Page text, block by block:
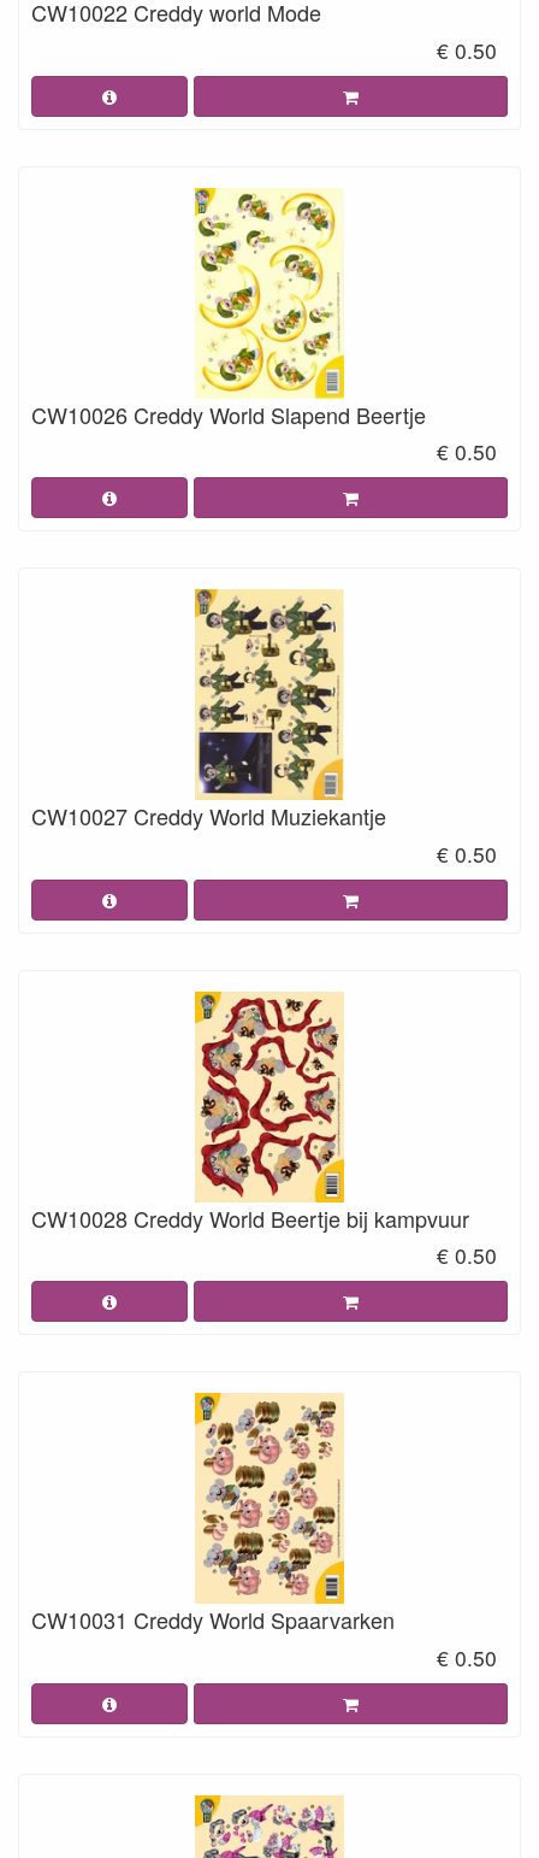
CW10022 Creddy world Mode
€ 0.50
CW10026 Creddy World Slapend Beertje
€ 0.50
CW10027 Creddy World Muziekantje
€ 0.50
CW10028 Creddy World Beertje bij kampvuur
€ 0.50
CW10031 Creddy World Spaarvarken
€ 0.50